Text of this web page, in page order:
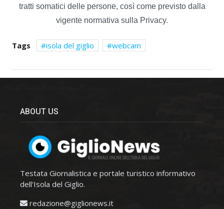
tratti somatici delle persone, così come previsto dalla
vigente normativa sulla Privacy.
Tags isola del giglio webcam
ABOUT US
Testata Giornalistica e portale turistico informativo
dell'Isola del Giglio.
redazione@giglionews.it